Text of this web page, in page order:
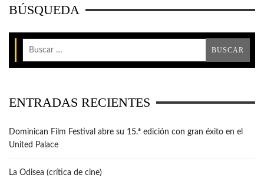
BÚSQUEDA
ENTRADAS RECIENTES
Dominican Film Festival abre su 15.ª edición con gran éxito en el
United Palace
La Odisea (crítica de cine)